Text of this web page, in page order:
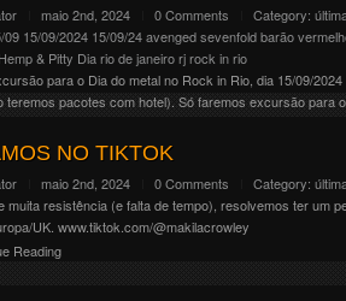
Readingmaio 2nd, 2024 0 Comments Category:
09 15/09/2024 15/09/24avenged sevenfoldbarão
& Pitty Diario de janeirorjrock in rio
para o Dia do metal no Rock in Rio, dia 15/09/
teremos pacotes com hotel). Só faremos excursão
NO TIKTOK
maio 2nd, 2024 0 Comments Category:
muita resistência (e falta de tempo), resolvemos ter um
UK. www.tiktok.com/@makilacrowley
Reading